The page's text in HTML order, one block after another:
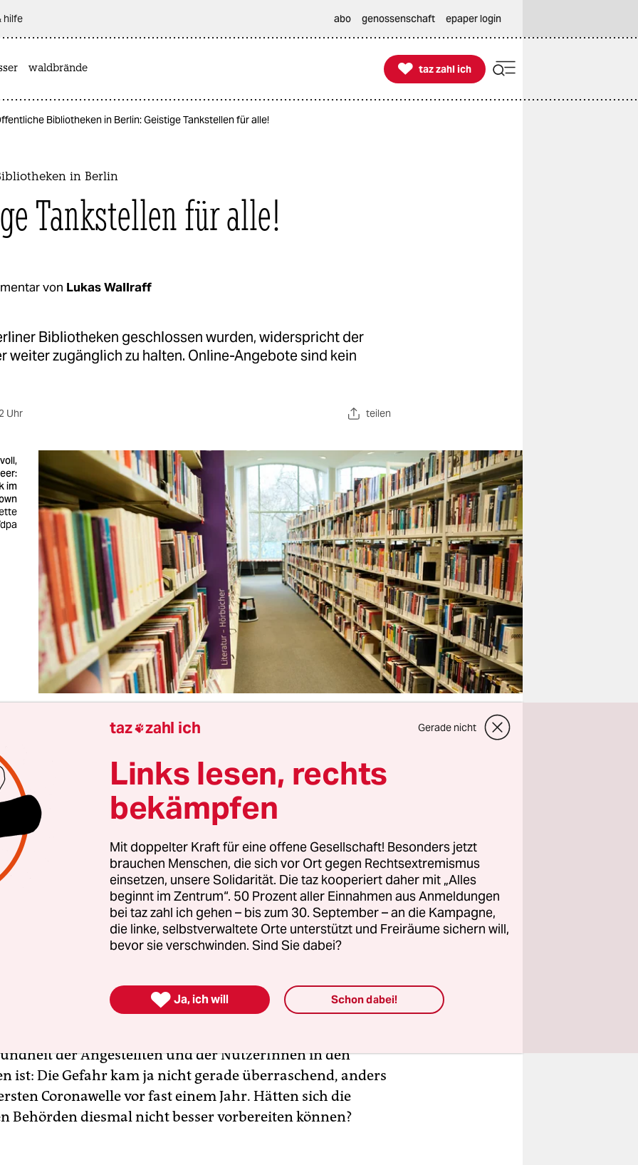
hilfe abo genossenschaft epaper login
waldbrände 
taz zahl ich
taz zahl ich
Bibliotheken in Berlin: Geistige Tankstellen für alle!
in Berlin
Tankstellen für alle!
von Lukas Wallraff
Bibliotheken geschlossen wurden, widerspricht der
weiter zugänglich zu halten. Online-Angebote sind kein
Uhr teilen
im
hat auch schöne Seiten: zwischen Buchdeckeln.
sonst fast nichts mehr geht und der Nieselregen
auf die Seele schlägt, hat man immerhin mal Zeit
spendet Trost, das regt Geist und Fantasie an. Umso
dass ausgerechnet jetzt alle Berliner Bibliotheken
wurden.
Ohne triftige Begründung. Eine kurze Mitteilung
dann war Feierabend bei denöffentlichen
bis mindestens 14. Februar. Das heißt, auch für die
der Angestellten und der NutzerInnen in den
ist: Die Gefahr kam ja nicht gerade überraschend, anders
Coronawelle vor fast einem Jahr. Hätten sich die
Behörden diesmal nicht besser vorbereiten können?
taz zahl ich Gerade nicht
Links lesen, rechts
bekämpfen
Mit doppelter Kraft für eine offene Gesellschaft! Besonders jetzt
brauchen Menschen, die sich vor Ort gegen Rechtsextremismus
einsetzen, unsere Solidarität. Die taz kooperiert daher mit „Alles
beginnt im Zentrum“. 50 Prozent aller Einnahmen aus Anmeldungen
bei taz zahl ich gehen – bis zum 30. September – an die Kampagne,
die linke, selbstverwaltete Orte unterstützt und Freiräume sichern will,
bevor sie verschwinden. Sind Sie dabei?
 Ja, ich will Schon dabei!